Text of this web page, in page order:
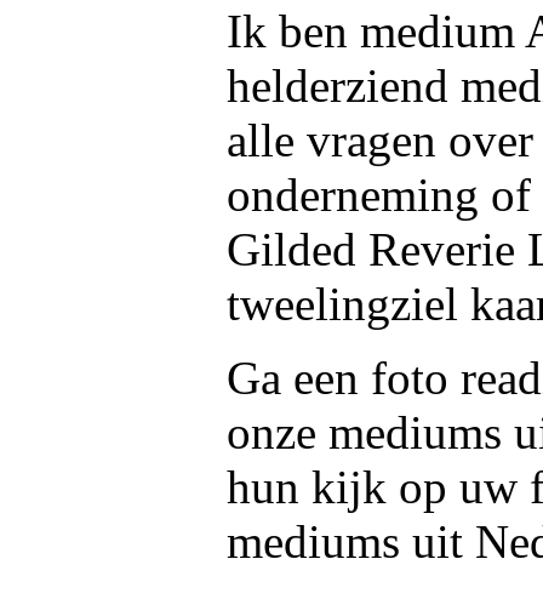
Ik ben medium
helderziend
alle vragen
onderneming
Gilded Reverie
tweelingziel
Ga een foto
onze mediums
hun kijk op uw
mediums uit